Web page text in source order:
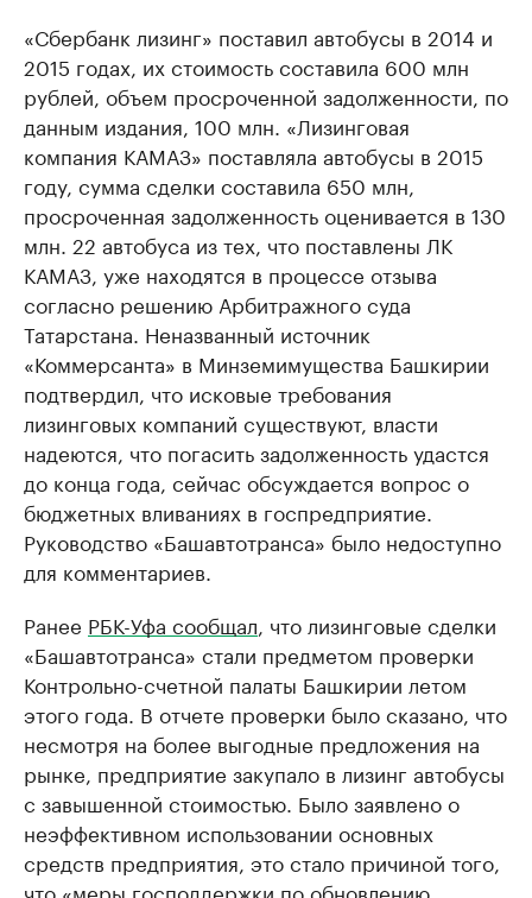
«Сбербанк лизинг» поставил автобусы в 2014 и
2015 годах, их стоимость составила 600 млн
рублей, объем просроченной задолженности, по
данным издания, 100 млн. «Лизинговая
компания КАМАЗ» поставляла автобусы в 2015
году, сумма сделки составила 650 млн,
просроченная задолженность оценивается в 130
млн. 22 автобуса из тех, что поставлены ЛК
КАМАЗ, уже находятся в процессе отзыва
согласно решению Арбитражного суда
Татарстана. Неназванный источник
«Коммерсанта» в Минземимущества Башкирии
подтвердил, что исковые требования
лизинговых компаний существуют, власти
надеются, что погасить задолженность удастся
до конца года, сейчас обсуждается вопрос о
бюджетных вливаниях в госпредприятие.
Руководство «Башавтотранса» было недоступно
для комментариев.
Ранее РБК-Уфа сообщал, что лизинговые сделки
«Башавтотранса» стали предметом проверки
Контрольно-счетной палаты Башкирии летом
этого года. В отчете проверки было сказано, что
несмотря на более выгодные предложения на
рынке, предприятие закупало в лизинг автобусы
с завышенной стоимостью. Было заявлено о
неэффективном использовании основных
средств предприятия, это стало причиной того,
что «меры господдержки по обновлению